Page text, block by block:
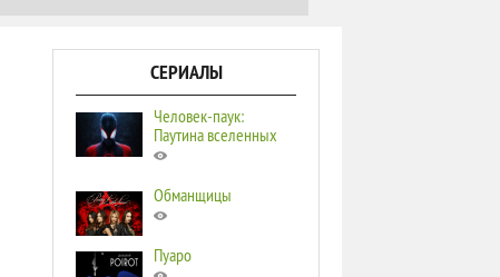
СЕРИАЛЫ
Человек-паук:
Паутина вселенных
Обманщицы
Пуаро